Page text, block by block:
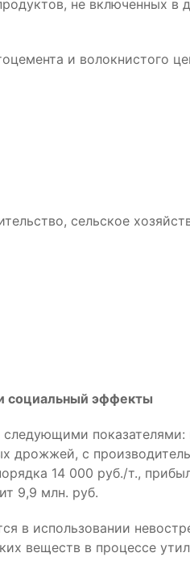
не включенных в
и волокнистого
сельское
социальный эффекты
дрожжей, с
14 000 руб./т.,
9,9 млн. руб.
в использовании
веществ в процессе